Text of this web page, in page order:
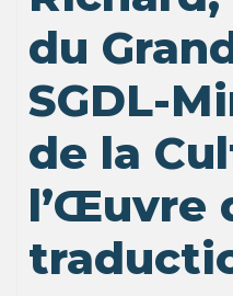
du
SGDL-
de la
l’Œuvre